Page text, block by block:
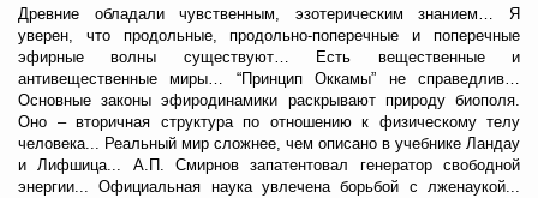
Древние обладали чувственным, эзотерическим знанием… Я
уверен, что продольные, продольно-поперечные и поперечные
эфирные волны существуют… Есть вещественные и
антивещественные миры… “Принцип Оккамы” не справедлив…
Основные законы эфиродинамики раскрывают природу биополя.
Оно – вторичная структура по отношению к физическому телу
человека... Реальный мир сложнее, чем описано в учебнике Ландау
и Лифшица... А.П. Смирнов запатентовал генератор свободной
энергии... Официальная наука увлечена борьбой с лженаукой...